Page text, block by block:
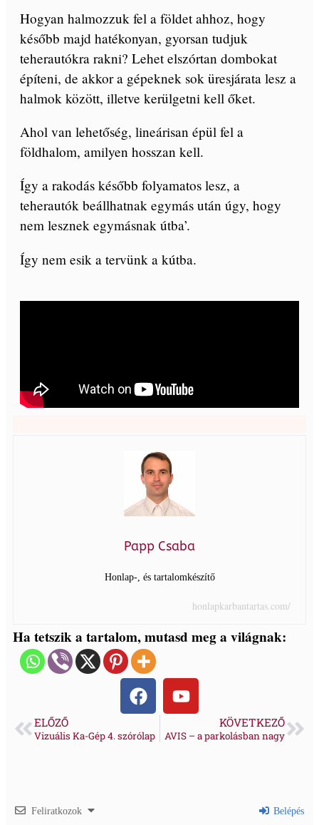
Hogyan halmozzuk fel a földet ahhoz, hogy
később majd hatékonyan, gyorsan tudjuk
teherautókra rakni? Lehet elszórtan dombokat
építeni, de akkor a gépeknek sok üresjárata lesz a
halmok között, illetve kerülgetni kell őket.
Ahol van lehetőség, lineárisan épül fel a
földhalom, amilyen hosszan kell.
Így a rakodás később folyamatos lesz, a
teherautók beállhatnak egymás után úgy, hogy
nem lesznek egymásnak útba’.
Így nem esik a tervünk a kútba.
Papp Csaba
Honlap-, és tartalomkészítő
honlapkarbantartas.com/
Ha tetszik a tartalom, mutasd meg a világnak:
ELŐZŐ
Vizuális Ka-Gép 4. szórólap
KÖVETKEZŐ
AVIS – a parkolásban nagy
Feliratkozok Belépés